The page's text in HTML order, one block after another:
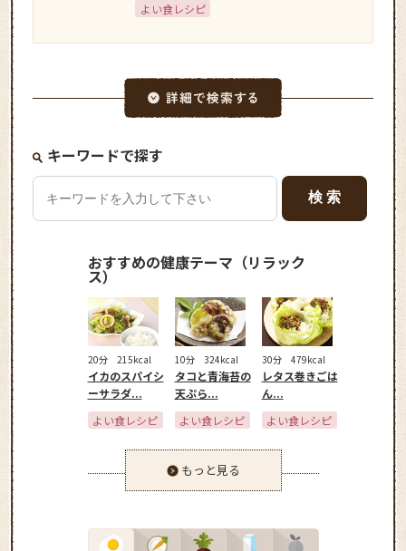
よい食レシピ
キーワードで探す
おすすめの健康テーマ（リラック
ス）
20分 215kcal
イカのスパイシ
ーサラダ...
よい食レシピ
10分 324kcal
タコと青海苔の
天ぷら...
よい食レシピ
30分 479kcal
レタス巻きごは
ん...
よい食レシピ
もっと見る